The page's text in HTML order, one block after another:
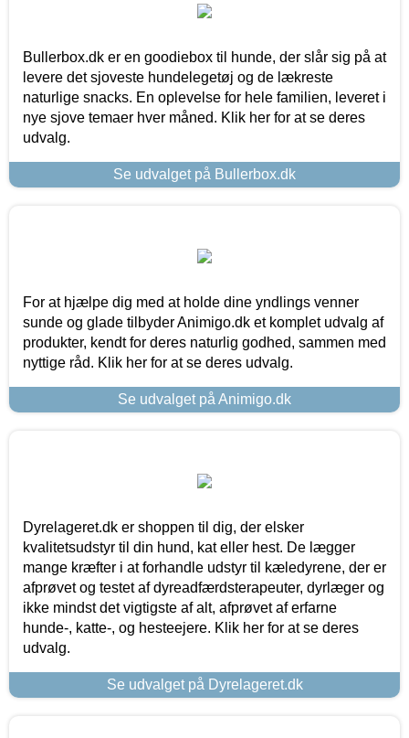
Bullerbox.dk er en goodiebox til hunde, der slår sig på at
levere det sjoveste hundelegetøj og de lækreste
naturlige snacks. En oplevelse for hele familien, leveret i
nye sjove temaer hver måned. Klik her for at se deres
udvalg.
Se udvalget på Bullerbox.dk
For at hjælpe dig med at holde dine yndlings venner
sunde og glade tilbyder Animigo.dk et komplet udvalg af
produkter, kendt for deres naturlig godhed, sammen med
nyttige råd. Klik her for at se deres udvalg.
Se udvalget på Animigo.dk
Dyrelageret.dk er shoppen til dig, der elsker
kvalitetsudstyr til din hund, kat eller hest. De lægger
mange kræfter i at forhandle udstyr til kæledyrene, der er
afprøvet og testet af dyreadfærdsterapeuter, dyrlæger og
ikke mindst det vigtigste af alt, afprøvet af erfarne
hunde-, katte-, og hesteejere. Klik her for at se deres
udvalg.
Se udvalget på Dyrelageret.dk